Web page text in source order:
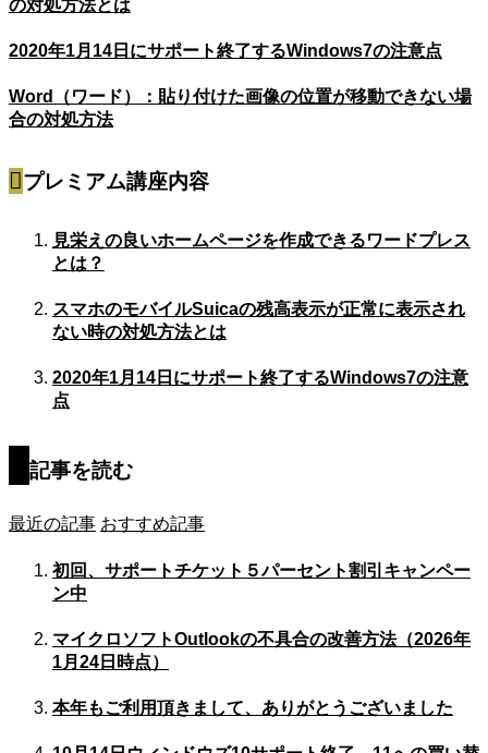
の対処方法とは
2020年1月14日にサポート終了するWindows7の注意点
Word（ワード）：貼り付けた画像の位置が移動できない場
合の対処方法
プレミアム講座内容
見栄えの良いホームページを作成できるワードプレス
とは？
スマホのモバイルSuicaの残高表示が正常に表示され
ない時の対処方法とは
2020年1月14日にサポート終了するWindows7の注意
点
記事を読む
最近の記事 おすすめ記事
初回、サポートチケット５パーセント割引キャンペー
ン中
マイクロソフトOutlookの不具合の改善方法（2026年
1月24日時点）
本年もご利用頂きまして、ありがとうございました